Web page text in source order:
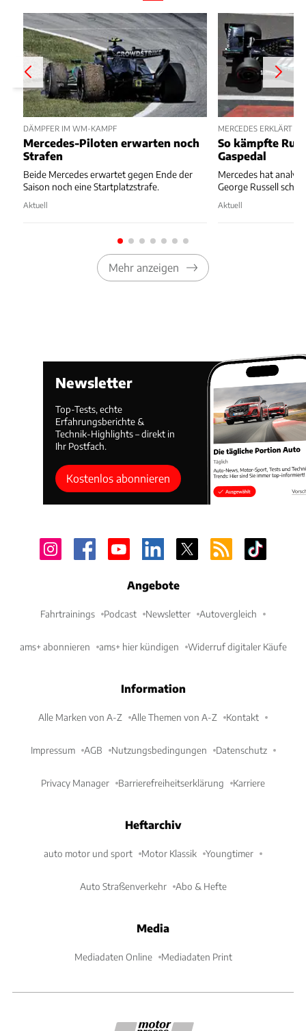
DÄMPFER IM WM-KAMPF
Mercedes-Piloten erwarten noch
Strafen
Beide Mercedes erwartet gegen Ende der
Saison noch eine Startplatzstrafe.
Aktuell
MERCEDES ERKLÄRT
So kämpfte
Gaspedal
Mercedes hat
George Russell
Aktuell
Mehr anzeigen
Newsletter
Top-Tests, echte
Erfahrungsberichte &
Technik-Highlights – direkt in
Ihr Postfach.
Kostenlos abonnieren
Angebote
Fahrtrainings Podcast Newsletter Autovergleich
ams+ abonnieren ams+ hier kündigen Widerruf digitaler Käufe
Information
Alle Marken von A-Z Alle Themen von A-Z Kontakt
Impressum AGB Nutzungsbedingungen Datenschutz
Privacy Manager Barrierefreiheitserklärung Karriere
Heftarchiv
auto motor und sport Motor Klassik Youngtimer
Auto Straßenverkehr Abo & Hefte
Media
Mediadaten Online Mediadaten Print